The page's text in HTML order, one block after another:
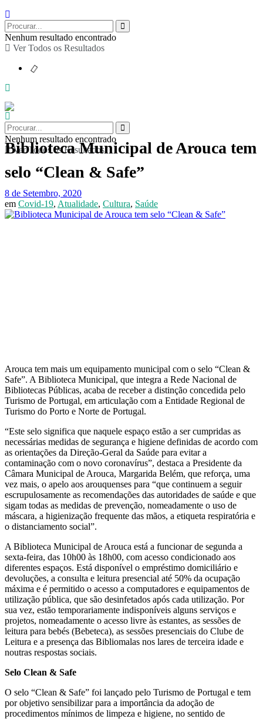
Nenhum resultado encontrado
Ver Todos os Resultados
Nenhum resultado encontrado
Ver Todos os Resultados
Biblioteca Municipal de Arouca tem
selo “Clean & Safe”
8 de Setembro, 2020
em Covid-19, Atualidade, Cultura, Saúde
Arouca tem mais um equipamento municipal com o selo “Clean &
Safe”. A Biblioteca Municipal, que integra a Rede Nacional de
Bibliotecas Públicas, acaba de receber a distinção concedida pelo
Turismo de Portugal, em articulação com a Entidade Regional de
Turismo do Porto e Norte de Portugal.
“Este selo significa que naquele espaço estão a ser cumpridas as
necessárias medidas de segurança e higiene definidas de acordo com
as orientações da Direção-Geral da Saúde para evitar a
contaminação com o novo coronavírus”, destaca a Presidente da
Câmara Municipal de Arouca, Margarida Belém, que reforça, uma
vez mais, o apelo aos arouquenses para “que continuem a seguir
escrupulosamente as recomendações das autoridades de saúde e que
sigam todas as medidas de prevenção, nomeadamente o uso de
máscara, a higienização frequente das mãos, a etiqueta respiratória e
o distanciamento social”.
A Biblioteca Municipal de Arouca está a funcionar de segunda a
sexta-feira, das 10h00 às 18h00, com acesso condicionado aos
diferentes espaços. Está disponível o empréstimo domiciliário e
devoluções, a consulta e leitura presencial até 50% da ocupação
máxima e é permitido o acesso a computadores e equipamentos de
utilização pública, que são desinfetados após cada utilização. Por
sua vez, estão temporariamente indisponíveis alguns serviços e
projetos, nomeadamente o acesso livre às estantes, as sessões de
leitura para bebés (Bebeteca), as sessões presenciais do Clube de
Leitura e a presença das Bibliomalas nos lares de terceira idade e
noutras respostas sociais.
Selo Clean & Safe
O selo “Clean & Safe” foi lançado pelo Turismo de Portugal e tem
por objetivo sensibilizar para a importância da adoção de
procedimentos mínimos de limpeza e higiene, no sentido de